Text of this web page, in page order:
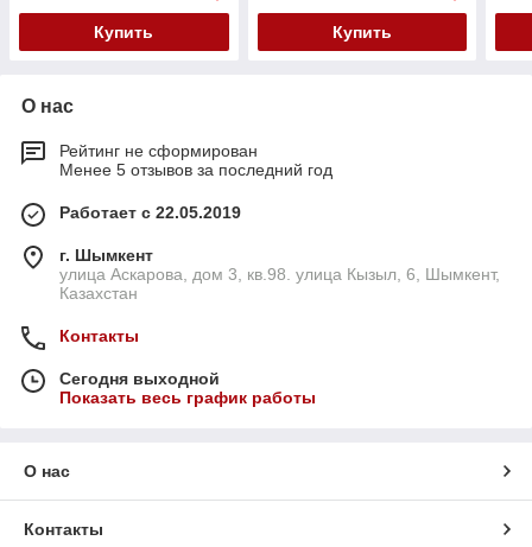
Купить Купить
О нас
Рейтинг не сформирован
Менее 5 отзывов за последний год
Работает с 22.05.2019
г. Шымкент
улица Аскарова, дом 3, кв.98. улица Кызыл, 6, Шымкент,
Казахстан
Контакты
Сегодня выходной
Показать весь график работы
О нас
Контакты